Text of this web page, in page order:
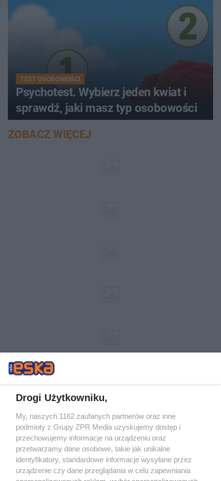
TEST OSOBOWOŚCI
Psychotest. Wybierz jeden kwiat i
sprawdź, jaki masz typ osobowości
ZOBACZ WIĘCEJ
Żaden utwór zamieszczony w serwisie nie może być powielany i
rozpowszechniany lub dalej rozpowszechniany w jakikolwiek sposób (w
tym także elektroniczny lub mechaniczny) na jakimkolwiek polu
eksploatacji w jakiejkolwiek formie, włącznie z umieszczaniem w
Internecie bez pisemnej zgody właściciela praw. Jakiekolwiek użycie lub
wykorzystanie utworów w całości lub w części z naruszeniem prawa,
tzn. bez właściwej zgody, jest zabronione pod groźbą kary i może być
ścigane prawnie.
Drogi Użytkowniku,
My, naszych 1162 zaufanych partnerów oraz inne
podmioty z Grupy ZPR Media uzyskujemy dostęp i
przechowujemy informacje na urządzeniu oraz
przetwarzamy dane osobowe, takie jak unikalne
identyfikatory, standardowe informacje wysyłane przez
urządzenie czy dane przeglądania w celu zapewniania